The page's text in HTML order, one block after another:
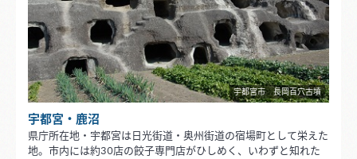
宇都宮市 長岡百穴古墳
宇都宮・鹿沼
県庁所在地・宇都宮は日光街道・奥州街道の宿場町として栄えた
地。市内には約30店の餃子専門店がひしめく、いわずと知れた